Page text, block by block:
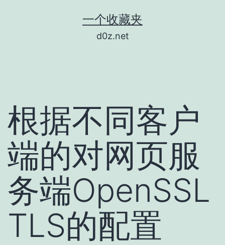
一个收藏夹
d0z.net
根据不同客户
端的对网页服
务端OpenSSL
TLS的配置